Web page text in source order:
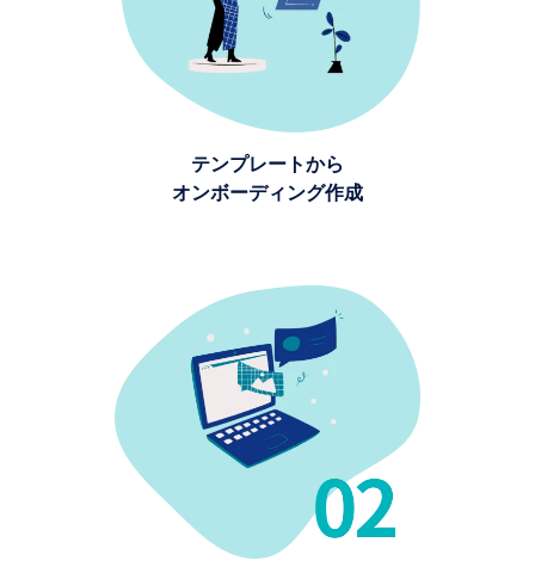
テンプレートから
オンボーディング作成